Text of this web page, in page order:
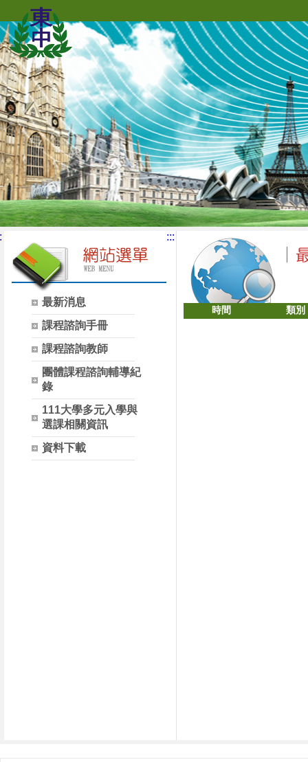
最新消息
課程諮詢手冊
課程諮詢教師
團體課程諮詢輔導紀
錄
111大學多元入學與
選課相關資訊
資料下載
:::
時間 類別